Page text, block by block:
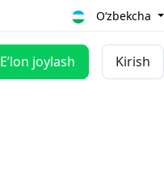
O‘zbekcha
Eʼlon joylash Kirish